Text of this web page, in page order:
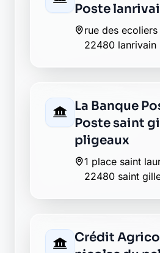
Poste
rue des ecoliers
22480 lanrivain
La Banque
Poste saint
pligeaux
1 place saint
22480 saint
Crédit